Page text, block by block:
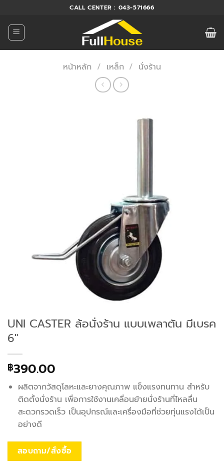
ยัง
เนื้อหา
CALL CENTER : 043-571666
หน้าหลัก / เหล็ก / นั่งร้าน
UNI CASTER ล้อนั่งร้าน แบบเพลาตัน มีเบรค
6″
฿390.00
ผลิตจากวัสดุโลหะและยางคุณภาพ แข็งแรงทนทาน สำหรับ
ติดตั้งนั่งร้าน เพื่อการใช้งานเคลื่อนย้ายนั่งร้านที่ไหลลื่น
สะดวกรวดเร็ว เป็นอุปกรณ์และเครื่องมือที่ช่วยทุ่นแรงได้เป็น
อย่างดี
สอบถาม/สั่งซื้อ